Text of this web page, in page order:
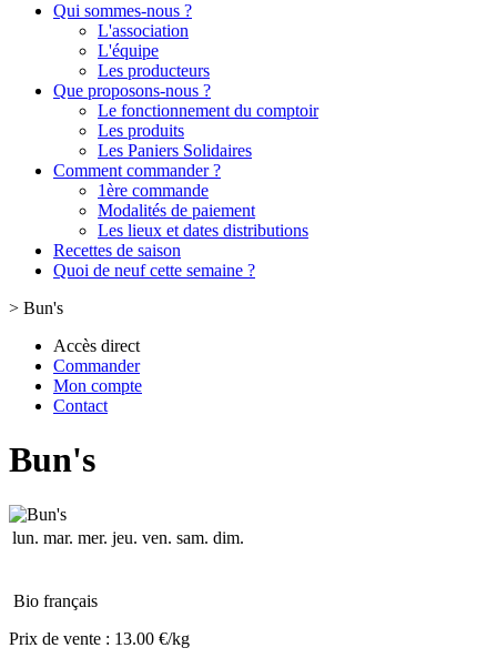
Qui sommes-nous ?
L'association
L'équipe
Les producteurs
Que proposons-nous ?
Le fonctionnement du comptoir
Les produits
Les Paniers Solidaires
Comment commander ?
1ère commande
Modalités de paiement
Les lieux et dates distributions
Recettes de saison
Quoi de neuf cette semaine ?
> Bun's
Accès direct
Commander
Mon compte
Contact
Bun's
lun. mar. mer. jeu. ven. sam. dim.
Bio français
Prix de vente : 13.00 €/kg